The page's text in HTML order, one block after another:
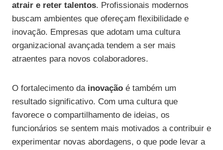
atrair e reter talentos. Profissionais modernos
buscam ambientes que ofereçam flexibilidade e
inovação. Empresas que adotam uma cultura
organizacional avançada tendem a ser mais
atraentes para novos colaboradores.
O fortalecimento da inovação é também um
resultado significativo. Com uma cultura que
favorece o compartilhamento de ideias, os
funcionários se sentem mais motivados a contribuir e
experimentar novas abordagens, o que pode levar a